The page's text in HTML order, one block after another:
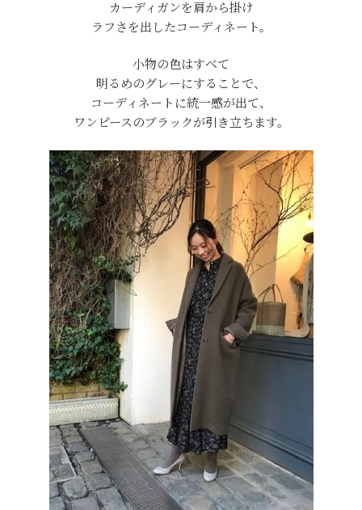
カーディガンを肩から掛け
ラフさを出したコーディネート。
小物の色はすべて
明るめのグレーにすることで、
コーディネートに統一感が出て、
ワンピースのブラックが引き立ちます。